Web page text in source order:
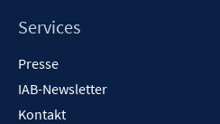
Services
Presse
IAB-Newsletter
Kontakt